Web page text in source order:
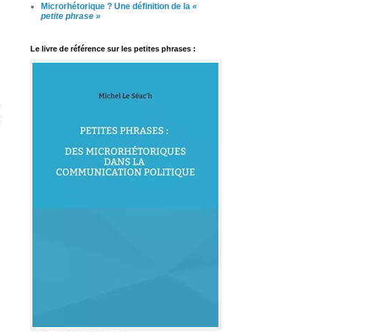
Microrhétorique ? Une définition de la «
petite phrase »
Le livre de référence sur les petites phrases :